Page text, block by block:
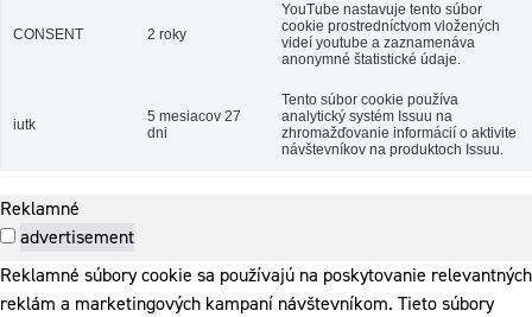
CONSENT 2 roky
YouTube nastavuje tento súbor
cookie prostredníctvom vložených
videí youtube a zaznamenáva
anonymné štatistické údaje.
iutk
5 mesiacov 27
dni
Tento súbor cookie používa
analytický systém Issuu na
zhromažďovanie informácií o aktivite
návštevníkov na produktoch Issuu.
Reklamné
advertisement
Reklamné súbory cookie sa používajú na poskytovanie relevantných
reklám a marketingových kampaní návštevníkom. Tieto súbory